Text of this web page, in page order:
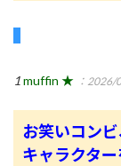
1muffin ★ ：
お笑いコン
キャラクタ